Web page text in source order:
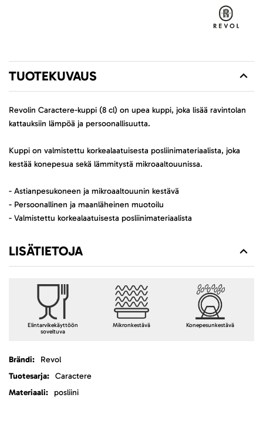
TUOTEKUVAUS
Revolin Caractere-kuppi (8 cl) on upea kuppi, joka lisää ravintolan
kattauksiin lämpöä ja persoonallisuutta.
Kuppi on valmistettu korkealaatuisesta posliinimateriaalista, joka
kestää konepesua sekä lämmitystä mikroaaltouunissa.
- Astianpesukoneen ja mikroaaltouunin kestävä
- Persoonallinen ja maanläheinen muotoilu
- Valmistettu korkealaatuisesta posliinimateriaalista
LISÄTIETOJA
Elintarvikekäyttöön
soveltuva
Mikronkestävä Konepesunkestävä
LisätietojaRevol
Caractere
posliini